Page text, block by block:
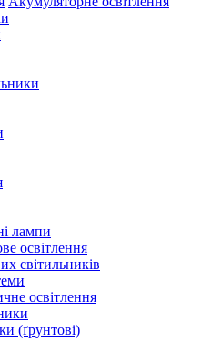
лампи
освітлення
світильників
освітлення
(ґрунтові)